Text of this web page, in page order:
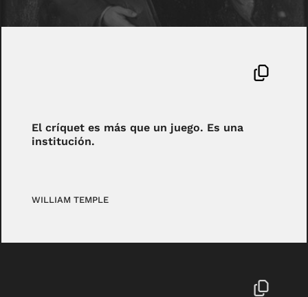
El críquet es más que un juego. Es una
institución.
WILLIAM TEMPLE